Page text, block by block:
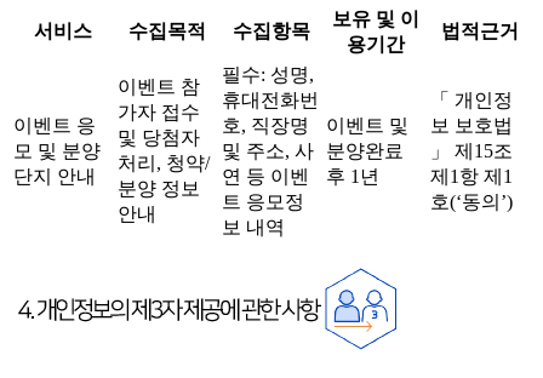
서비스 수집목적 수집항목
보유 및 이
용기간
법적근거
이벤트 응
모 및 분양
단지 안내
이벤트 참
가자 접수
및 당첨자
처리, 청약/
분양 정보
안내
필수: 성명,
휴대전화번
호, 직장명
및 주소, 사
연 등 이벤
트 응모정
보 내역
이벤트 및
분양완료
후 1년
「 개인정
보 보호법
」 제15조
제1항 제1
호(‘동의’)